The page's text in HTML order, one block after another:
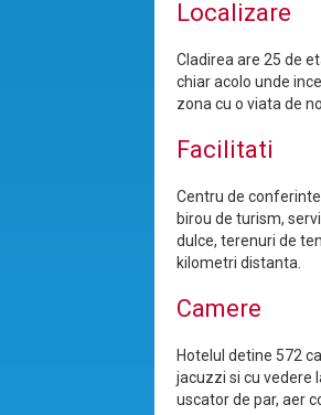
Localizare
Cladirea are 25 de
chiar acolo unde
zona cu o viata de
Facilitati
Centru de
birou de turism,
dulce, terenuri de
kilometri distanta.
Camere
Hotelul detine 572
jacuzzi si cu vedere
uscator de par, aer